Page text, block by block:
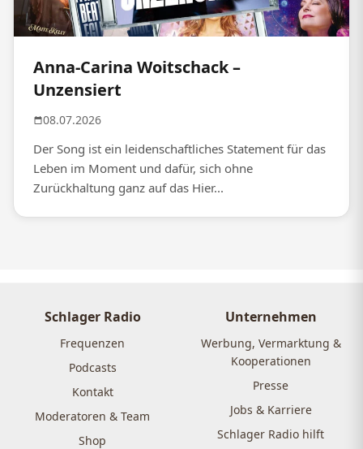
Anna-Carina Woitschack –
Unzensiert
08.07.2026
Der Song ist ein leidenschaftliches Statement für das
Leben im Moment und dafür, sich ohne
Zurückhaltung ganz auf das Hier...
Schlager Radio
Frequenzen
Podcasts
Kontakt
Moderatoren & Team
Shop
Unternehmen
Werbung, Vermarktung &
Kooperationen
Presse
Jobs & Karriere
Schlager Radio hilft